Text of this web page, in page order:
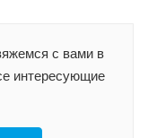
с вами в
интересующие